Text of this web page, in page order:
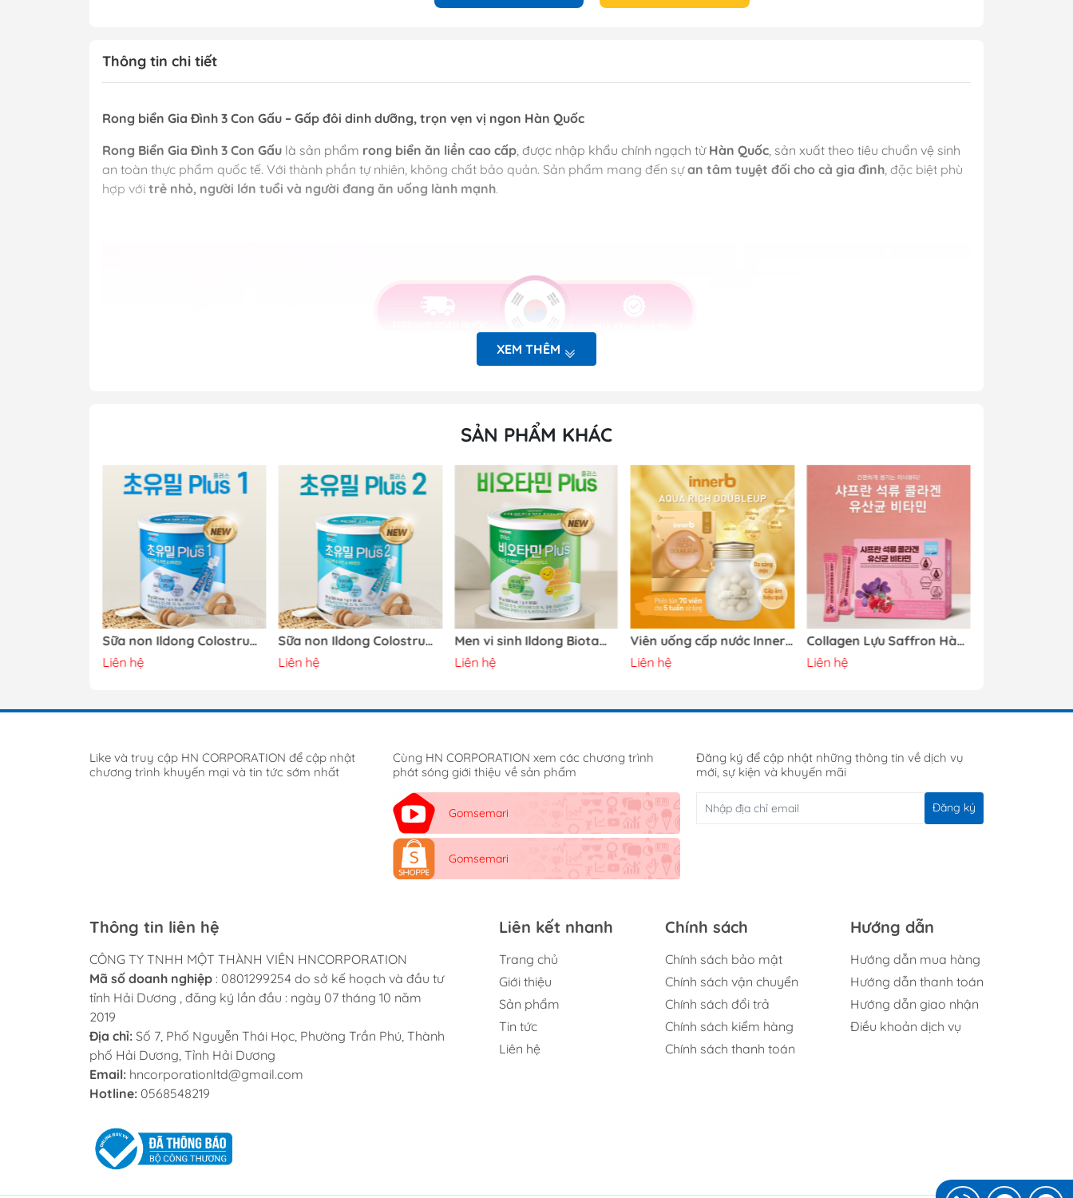
Thông tin chi tiết
Rong biển Gia Đình 3 Con Gấu – Gấp đôi dinh dưỡng, trọn vẹn vị ngon Hàn Quốc
Rong Biển Gia Đình 3 Con Gấu là sản phẩm rong biển ăn liền cao cấp, được nhập khẩu chính ngạch từ Hàn Quốc, sản xuất theo tiêu chuẩn vệ sinh
an toàn thực phẩm quốc tế. Với thành phần tự nhiên, không chất bảo quản. Sản phẩm mang đến sựan tâm tuyệt đối cho cả gia đình, đặc biệt phù
hợp với trẻ nhỏ, người lớn tuổi và người đang ăn uống lành mạnh.
Thành phần chính và công dụng của
🔸Rong biển Hàn Quốc:
XEM THÊM
SẢN PHẨM KHÁC
Sữa non Ildong Colostrum Meal Plus 1 Hàn Quốc
Liên hệ
Sữa non Ildong Colostrum Meal Plus 2 Hàn Quốc (1-9 tuổi)
Liên hệ
Men vi sinh Ildong Biotamin Hàn Quốc
Liên hệ
Viên uống cấp nước Innerb Aqua Rich Doubeup 70 viên
Liên hệ
Collagen Lựu Saffron Hàn Quốc
Liên hệ
Like và truy cập HN CORPORATION để cập nhật
chương trình khuyến mại và tin tức sớm nhất
Cùng HN CORPORATION xem các chương trình
phát sóng giới thiệu về sản phẩm
Gomsemari
Gomsemari
Đăng ký để cập nhật những thông tin về dịch vụ
mới, sự kiện và khuyến mãi
Đăng ký
Thông tin liên hệ
CÔNG TY TNHH MỘT THÀNH VIÊN HNCORPORATION
Mã số doanh nghiệp : 0801299254 do sở kế hoạch và đầu tư
tỉnh Hải Dương , đăng ký lần đầu : ngày 07 tháng 10 năm
2019
Địa chỉ: Số 7, Phố Nguyễn Thái Học, Phường Trần Phú, Thành
phố Hải Dương, Tỉnh Hải Dương
Email: hncorporationltd@gmail.com
Hotline: 0568548219
Liên kết nhanh
Trang chủ
Giới thiệu
Sản phẩm
Tin tức
Liên hệ
Chính sách
Chính sách bảo mật
Chính sách vận chuyển
Chính sách đổi trả
Chính sách kiểm hàng
Chính sách thanh toán
Hướng dẫn
Hướng dẫn mua hàng
Hướng dẫn thanh toán
Hướng dẫn giao nhận
Điều khoản dịch vụ